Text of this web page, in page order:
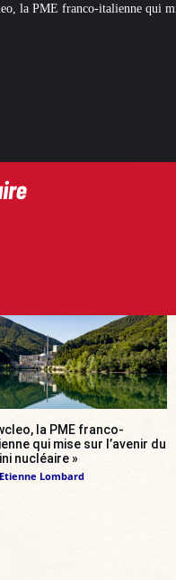
sur l’avenir du « mini
la PME franco-
qui mise sur l’avenir du
nucléaire »
Etienne Lombard